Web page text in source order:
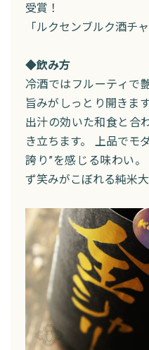
受賞！
「ルクセンブルク酒チ
◆飲み方
冷酒ではフルーティで
旨みがしっとり開きま
出汁の効いた和食と合
き立ちます。 上品でモ
誇り”を感じる味わい
ず笑みがこぼれる純米大